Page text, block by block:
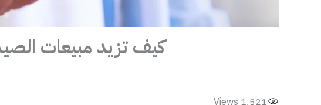
كيف تزيد مبيعات
1٬521